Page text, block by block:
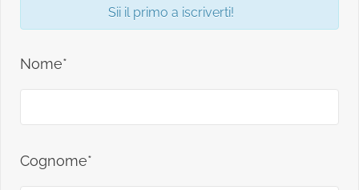
Sii il primo a iscriverti!
Nome*
Cognome*